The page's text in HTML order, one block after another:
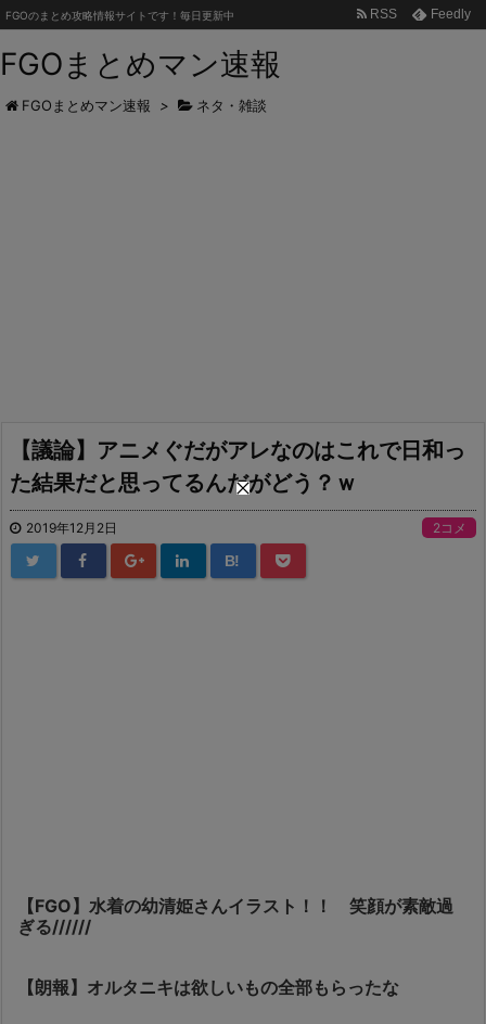
FGOまとめマン速報
FGOのまとめ攻略情報サイトです！毎日更新中 RSS Feedly
FGOまとめマン速報 > ネタ・雑談
【議論】アニメぐだがアレなのはこれで日和っ
た結果だと思ってるんだがどう？ｗ
2019年12月2日 2コメ
B!
【FGO】水着の幼清姫さんイラスト！！ 笑顔が素敵過
ぎる//////
【朗報】オルタニキは欲しいもの全部もらったな